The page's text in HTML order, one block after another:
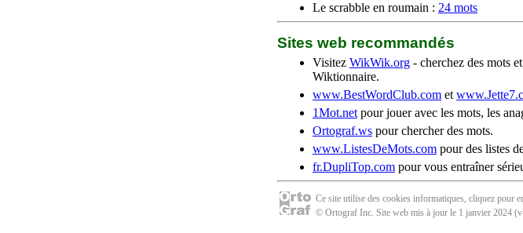
Le scrabble en roumain : 24 mots
Sites web recommandés
Visitez WikWik.org - cherchez des mots
Wiktionnaire.
www.BestWordClub.com et
1Mot.net pour jouer avec les mots, les
Ortograf.ws pour chercher des mots.
www.ListesDeMots.com pour des listes
fr.DupliTop.com pour vous entraîner
Ce site utilise des cookies informatiques, cliquez pour
© Ortograf Inc. Site web mis à jour le 1 janvier 2024